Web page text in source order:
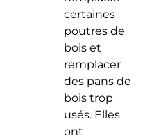
certaines
poutres de
bois et
remplacer
des pans de
bois trop
usés. Elles
ont